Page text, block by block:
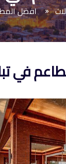
افضل
في